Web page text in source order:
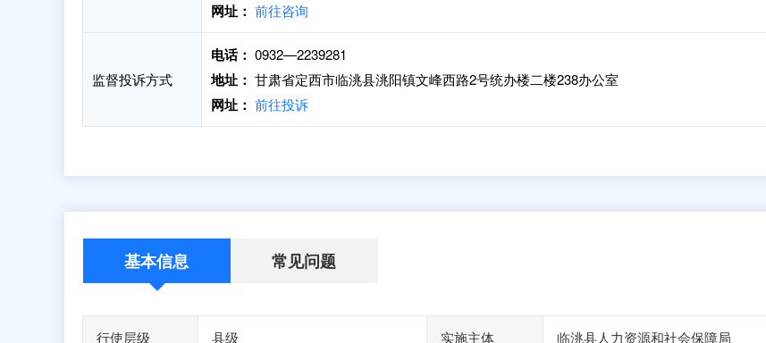
网址： 前往咨询
监督投诉方式
电话： 0932—2239281
地址： 甘肃省定西市临洮县洮阳镇文峰西路2号统办楼二楼238办公室
网址： 前往投诉
基本信息 常见问题
行使层级 县级 实施主体 临洮县人力资源和社会保障局